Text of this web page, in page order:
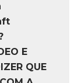
E
QUE